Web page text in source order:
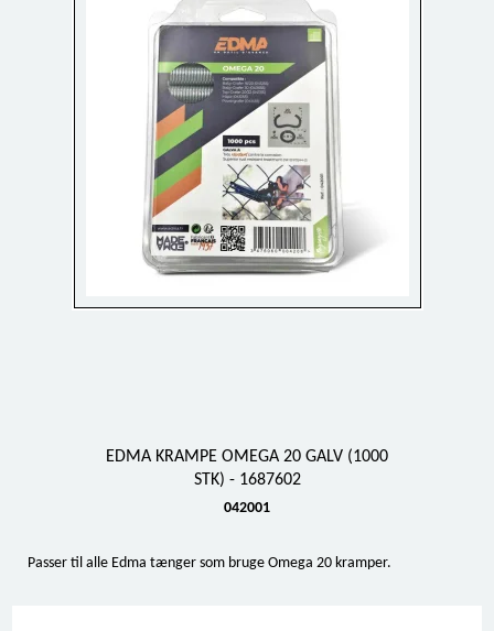
EDMA KRAMPE OMEGA 20 GALV (1000
STK) - 1687602
042001
Passer til alle Edma tænger som bruge Omega 20 kramper.